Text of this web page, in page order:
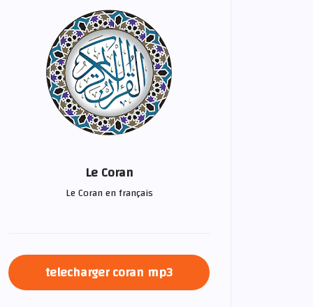
Le Coran
Le Coran en français
telecharger coran mp3